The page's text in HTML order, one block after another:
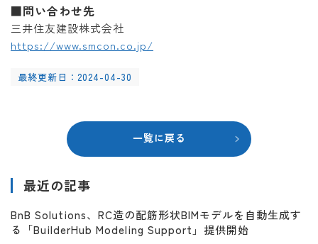
■問い合わせ先
三井住友建設株式会社
https://www.smcon.co.jp/
最終更新日：2024-04-30
一覧に戻る
最近の記事
BnB Solutions、RC造の配筋形状BIMモデルを自動生成す
る「BuilderHub Modeling Support」提供開始